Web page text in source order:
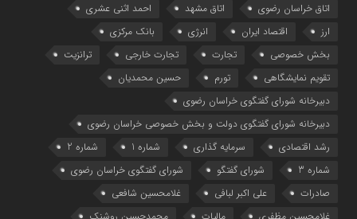
اتاق خراسان رضوی
اتاق مشهد
احمد اثنی عشری
ارز
اقتصاد ایران انرژی
بانک مرکزی
بخش خصوصی
تجارت تجارت خارجی
ترانزیت
تقویم نمایشگاهی
تورم
حسین محمدیان
دبیرخانه شورای گفتگوی خراسان رضوی
دبیرخانه شورای گفتگوی دولت و بخش خصوصی خراسان رضوی
رشد اقتصادی
سرمایه گذاری شماره 1
شماره 2
شماره 3
شورای گفتگو
شورای گفتگوی خراسان رضوی
صادرات
علی اکبر لبافی
غلامحسین شافعی